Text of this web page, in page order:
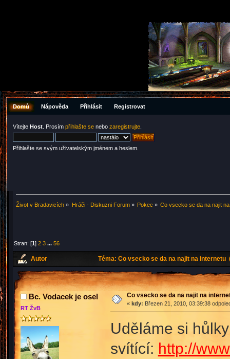
Domů Nápověda Přihlásit Registrovat
Vítejte Host . Prosím přihlašte se nebo zaregistrujte
Přihlašte se svým uživatelským jménem a heslem.
Život v Bradavicích » Hráči - Diskuzni Forum» Pokec » Co vsecko se da na najit
Stran: [1]2 3 ...56
Autor Téma: Co vsecko se da na najit na internetu
Bc. Vodacek je osel
RT ŽvB
Co vsecko se da na najit na
« kdy: Březen 21, 2010, 03:39:38
Uděláme si
svítící: http://